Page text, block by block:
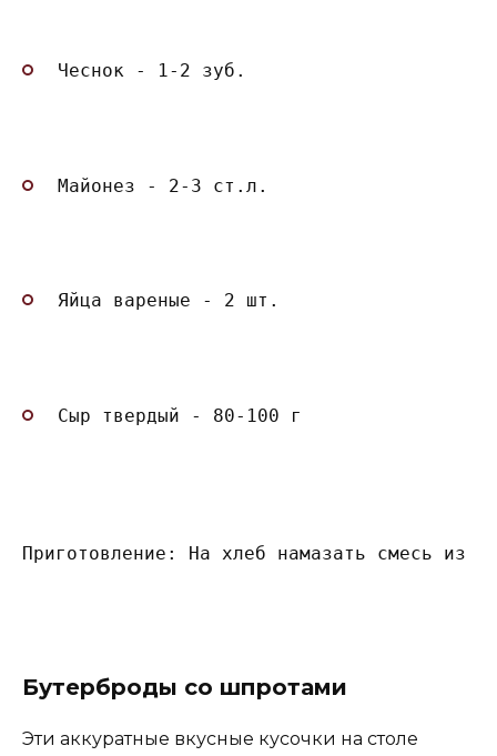
Чеснок - 1-2 зуб.
Майонез - 2-3 ст.л.
Яйца вареные - 2 шт.
Сыр твердый - 80-100 г
Приготовление: На хлеб намазать смесь из
Бутерброды со шпротами
Эти аккуратные вкусные кусочки на столе